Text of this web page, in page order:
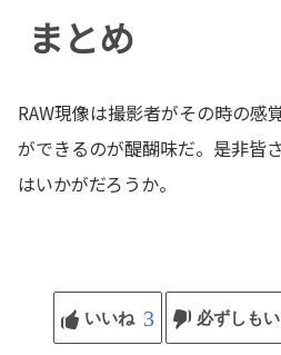
まとめ
RAW現像は撮影者がその時の感
ができるのが醍醐味だ。是非皆
はいかがだろうか。
いいね 3 必ずしも